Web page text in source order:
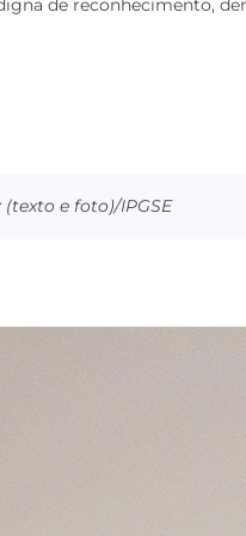
de reconhecimento,
e foto)/IPGSE